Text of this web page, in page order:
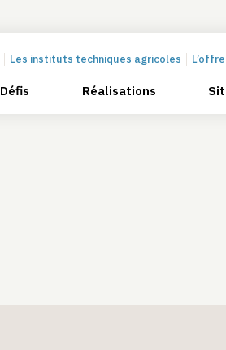
Les instituts techniques agricoles
Défis Réalisations